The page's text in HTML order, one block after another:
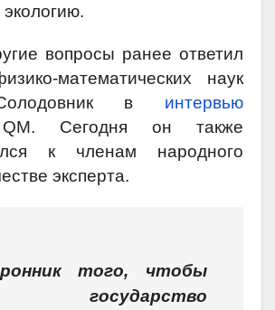
вопросы ранее ответил
математических наук
в интервью
Сегодня он также
к членам народного
эксперта.
того, чтобы
государство